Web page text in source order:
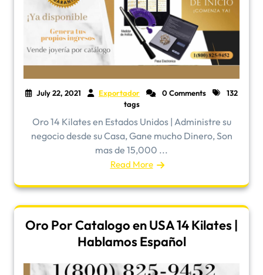
July 22, 2021 Exportador 0 Comments
132
tags
Oro 14 Kilates en Estados Unidos | Administre su
negocio desde su Casa, Gane mucho Dinero, Son
mas de 15,000 ...
Read More
Oro Por Catalogo en USA 14 Kilates |
Hablamos Español